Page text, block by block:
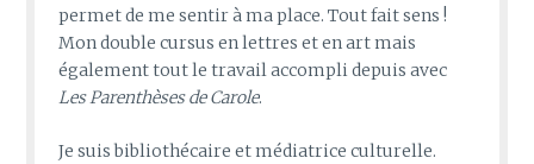
permet de me sentir à ma place. Tout fait sens !
Mon double cursus en lettres et en art mais
également tout le travail accompli depuis avec
Les Parenthèses de Carole.
Je suis bibliothécaire et médiatrice culturelle.